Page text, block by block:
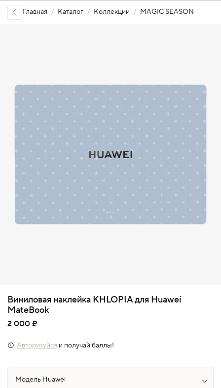
Главная Каталог Коллекции MAGIC SEASON
Виниловая наклейка KHLOPIA для Huawei
MateBook
2 000 ₽
Авторизуйся и получай баллы!